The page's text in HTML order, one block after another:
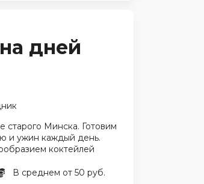
дней
старого Минска. Готовим
и ужин каждый день.
коктейлей
В среднем от 50 руб.